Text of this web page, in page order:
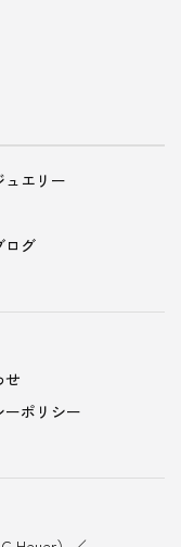
ュエリー
ログ
せ
ーポリシー